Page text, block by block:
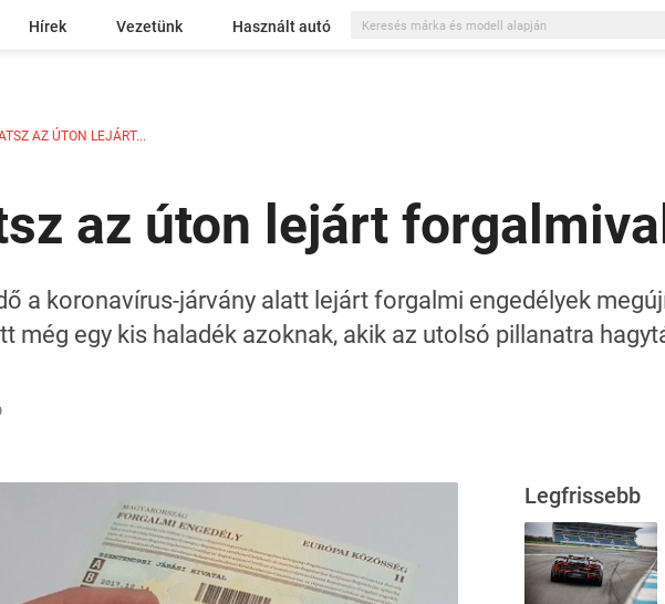
Hírek Vezetünk Használt autó
AZ ÚTON LEJÁRT...
az úton lejárt forgalmival
a koronavírus-járvány alatt lejárt forgalmi engedélyek
még egy kis haladék azoknak, akik az utolsó pillanatra
Legfrissebb